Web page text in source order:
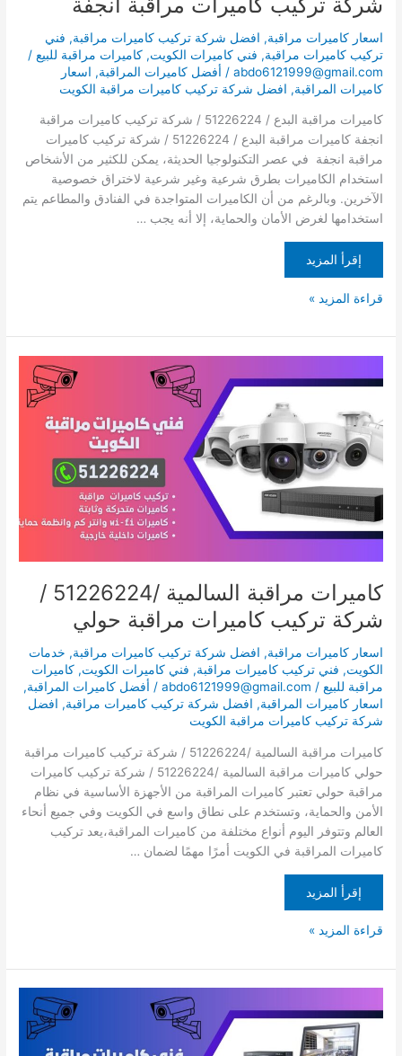
اسعار كاميرات مراقبة, افضل شركة تركيب كاميرات مراقبة, فني
تركيب كاميرات مراقبة, فني كاميرات الكويت,كاميرات مراقبة للبيع /
abdo6121999@gmail.com
/ أفضل كاميرات المراقبة, اسعار
كاميرات المراقبة, افضل شركة تركيب كاميرات مراقبة الكويت
كاميرات مراقبة البدع / 51226224 / شركة تركيب كاميرات مراقبة
انجفة كاميرات مراقبة البدع / 51226224 / شركة تركيب كاميرات
مراقبة انجفة في عصر التكنولوجيا الحديثة، يمكن للكثير من الأشخاص
استخدام الكاميرات بطرق شرعية وغير شرعية لاختراق خصوصية
الآخرين. وبالرغم من أن الكاميرات المتواجدة في الفنادق والمطاعم يتم
استخدامها لغرض الأمان والحماية، إلا أنه يجب …
إقرأ المزيد
قراءة المزيد »
كاميرات مراقبة السالمية /51226224 /
شركة تركيب كاميرات مراقبة حولي
اسعار كاميرات مراقبة, افضل شركة تركيب كاميرات مراقبة, خدمات
الكويت, فني تركيب كاميرات مراقبة, فني كاميرات الكويت,كاميرات
مراقبة للبيع /
abdo6121999@gmail.com
/ أفضل كاميرات المراقبة,
اسعار كاميرات المراقبة, افضل شركة تركيب كاميرات مراقبة, افضل
شركة تركيب كاميرات مراقبة الكويت
كاميرات مراقبة السالمية /51226224 / شركة تركيب كاميرات مراقبة
حولي كاميرات مراقبة السالمية /51226224 / شركة تركيب كاميرات
مراقبة حولي تعتبر كاميرات المراقبة من الأجهزة الأساسية في نظام
الأمن والحماية، وتستخدم على نطاق واسع في الكويت وفي جميع أنحاء
العالم وتتوفر اليوم أنواع مختلفة من كاميرات المراقبة،يعد تركيب
كاميرات المراقبة في الكويت أمرًا مهمًا لضمان …
إقرأ المزيد
مراقبة
/51226224
شركة
كاميرات
مراقبة
حولي
قراءة المزيد »
مراقبة
صباح